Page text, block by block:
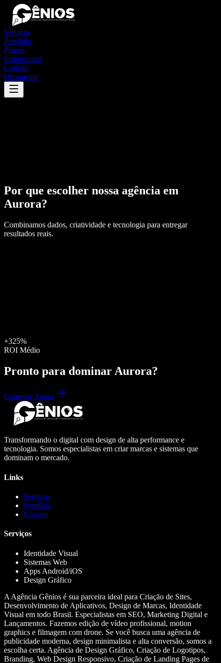
Serviços
Portfólio
Planos
Institucional
Contato
Orçamento
Por que escolher nossa agência em
Aurora?
Combinamos dados, criatividade e tecnologia para entregar
resultados reais.
+325%
ROI Médio
Pronto para dominar Aurora?
Começar Agora
Transformando o digital com design de alta performance e
tecnologia. Somos especialistas em criar marcas e sistemas que
dominam o mercado.
Links
Serviços
Portfólio
Contato
Serviços
Identidade Visual
Sistemas Web
Apps Android/iOS
Design Gráfico
A Agência Gênios é sua parceira ideal para Criação de Sites,
Desenvolvimento de Aplicativos, Design de Marcas, Identidade
Visual em todo Brasil. Especialistas em SEO, Marketing Digital e
Lançamentos. Fazemos edição de vídeo profissional, motion
graphics e filmagem com drone. Se você busca uma agência de
publicidade moderna, design minimalista e alta conversão, somos a
escolha certa. Agência de Design Gráfico, Criação de Logotipos,
Branding, Web Design Responsivo, Criação de Landing Pages de